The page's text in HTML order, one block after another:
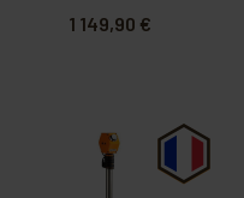
1 149,90 €